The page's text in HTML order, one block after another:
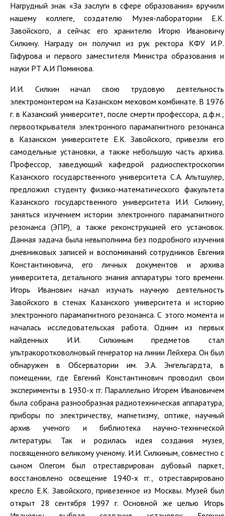
Нагрудный знак «За заслуги в сфере образования» вручили
нашему коллеге, создателю Музея-лаборатории Е.К.
Завойского, а сейчас его хранителю Игорю Ивановичу
Силкину. Награду он получил из рук ректора КФУ И.Р.
Гафурова и первого заместителя Министра образования и
науки РТ А.И Поминова.
И.И. Силкин начал свою трудовую деятельность
электромонтером на Казанском меховом комбинате. В 1976
г. в Казанский университет, после смерти профессора, д.ф.н.,
первооткрывателя электронного парамагнитного резонанса
в Казанском университете Е.К. Завойского, привезли его
самодельные установки, а также небольшую часть архива.
Профессор, заведующий кафедрой радиоспектроскопии
Казанского государственного университета С.А. Альтшулер,
предложил студенту физико-математического факультета
Казанского государственного университета И.И. Силкину,
заняться изучением истории электронного парамагнитного
резонанса (ЭПР), а также реконструкцией его установок.
Данная задача была невыполнима без подробного изучения
дневниковых записей и воспоминаний сотрудников Евгения
Константиновича, его личных документов и архива
университета, детального знания аппаратуры того времени.
Игорь Иванович начал изучать научную деятельность
Завойского в стенах Казанского университета и историю
электронного парамагнитного резонанса. С этого момента и
началась исследовательская работа. Одним из первых
найденных И.И. Силкиным предметов стал
ультракоротковолновый генератор на линии Лейхера. Он был
обнаружен в Обсерватории им. Э.А. Энгельгардта, в
помещении, где Евгений Константинович проводил свои
эксперименты в 1930-х гг. Параллельно Игорем Ивановичем
была собрана разнообразная радиотехническая аппаратура,
приборы по электричеству, магнетизму, оптике, научный
архив ученого и библиотека научно-технической
литературы. Так и родилась идея создания музея,
посвященного великому ученому. И.И. Силкиным, совместно с
сыном Олегом был отреставрирован дубовый паркет,
восстановлено освещение 1940-х гг., отреставрировано
кресло Е.К. Завойского, привезенное из Москвы. Музей был
открыт 28 сентября 1997 г. Основной же целью Игорь